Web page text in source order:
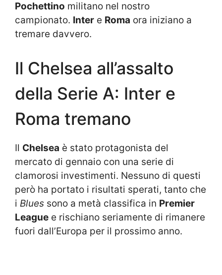
Pochettino militano nel nostro
campionato. Inter e Roma ora iniziano a
tremare davvero.
Il Chelsea all’assalto
della Serie A: Inter e
Roma tremano
Il Chelsea è stato protagonista del
mercato di gennaio con una serie di
clamorosi investimenti. Nessuno di questi
però ha portato i risultati sperati, tanto che
i Blues sono a metà classifica in Premier
League e rischiano seriamente di rimanere
fuori dall’Europa per il prossimo anno.